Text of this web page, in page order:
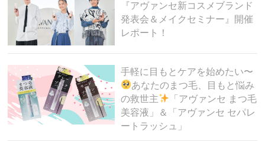
『アヴァンセ新コスメブランド
発表会＆メイクセミナー』開催
レポート！
手軽に目もとケアを始めたい〜
あなたのまつ毛、目もと悩み
の救世主
「アヴァンセ まつ毛
美容液」＆「アヴァンセ セパレ
ートラッシュ」